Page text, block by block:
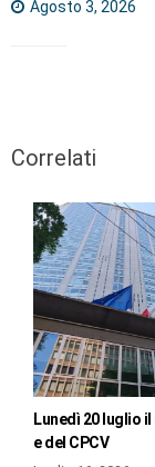
Agosto 3, 2026
Correlati
Lunedì 20 luglio
e del CPCV